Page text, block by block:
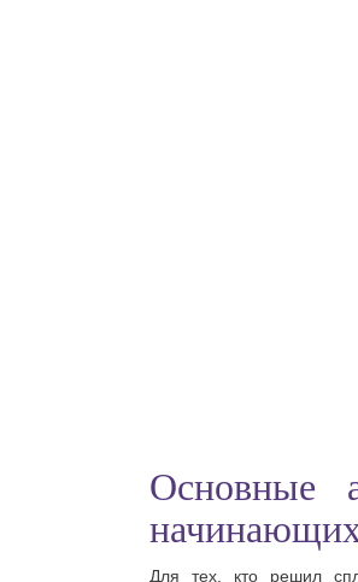
Основные
Для тех, кто решил